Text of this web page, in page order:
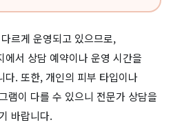
르게 운영되고 있으므로,
에서 상담 예약이나 운영 시간을
다. 또한, 개인의 피부 타입이나
램이 다를 수 있으니 전문가 상담을
바랍니다.